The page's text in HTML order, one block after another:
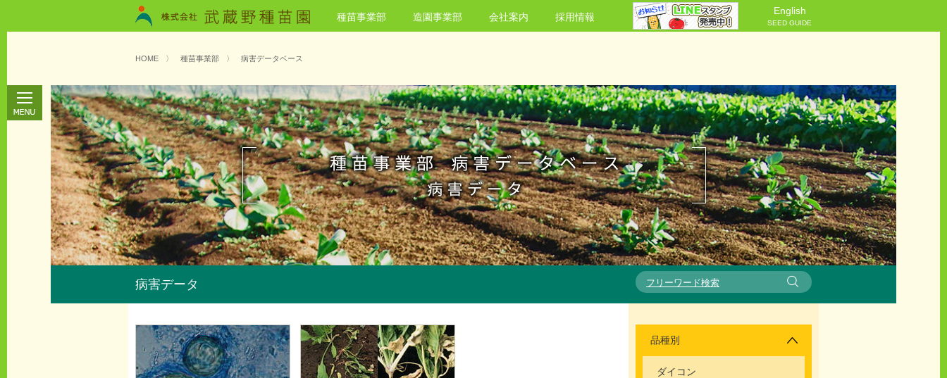
種苗事業部 造園事業部 会社案内 採用情報
English
SEED GUIDE
HOME 〉 種苗事業部 〉 病害データベース
病害データ
品種別
ダイコン